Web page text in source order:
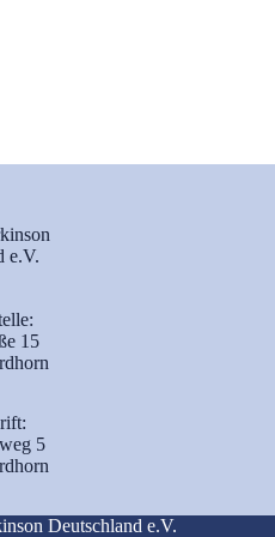
e.V.
15
5
Deutschland e.V.